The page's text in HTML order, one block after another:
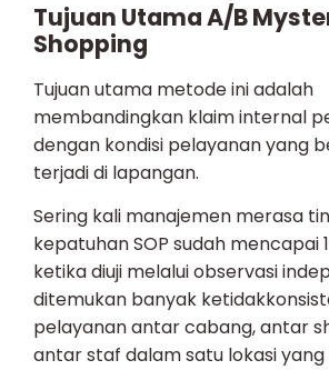
Tujuan Utama A/B
Shopping
Tujuan utama metode ini adalah
membandingkan klaim internal
dengan kondisi pelayanan yang
terjadi di lapangan.
Sering kali manajemen merasa
kepatuhan SOP sudah mencapai
ketika diuji melalui observasi
ditemukan banyak
pelayanan antar cabang, antar
antar staf dalam satu lokasi yang